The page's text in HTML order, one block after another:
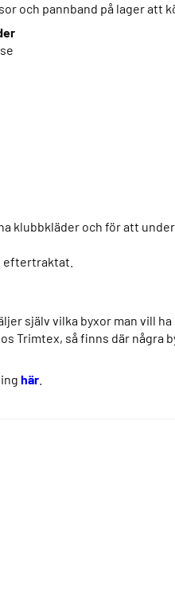
och pannband på lager att
klubbkläder och för att
eftertraktat.
själv vilka byxor man vill
Trimtex, så finns där några
här